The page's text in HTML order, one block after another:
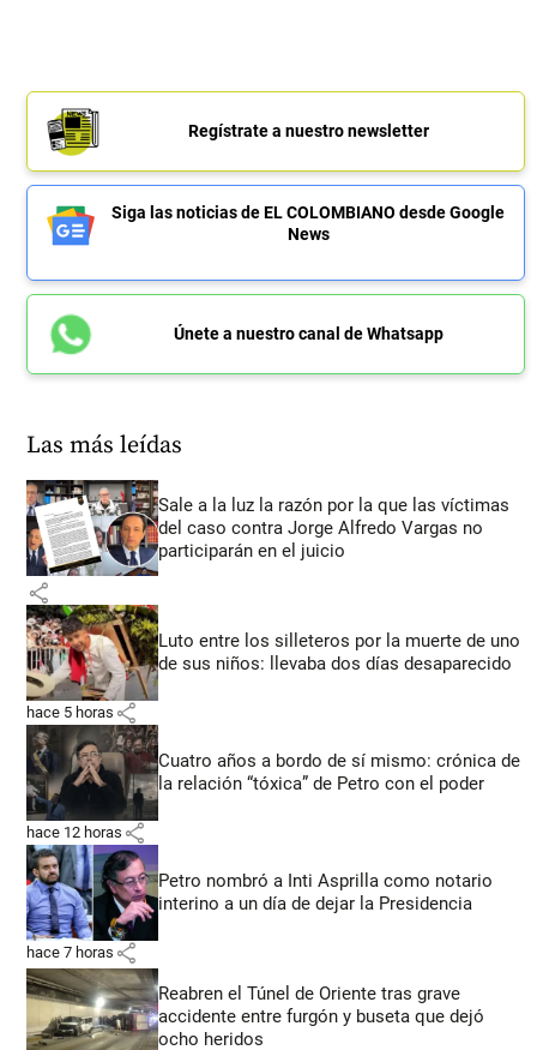
Regístrate a nuestro newsletter
Siga las noticias de EL COLOMBIANO desde Google
News
Únete a nuestro canal de Whatsapp
Las más leídas
Sale a la luz la razón por la que las víctimas
del caso contra Jorge Alfredo Vargas no
participarán en el juicio
share
Luto entre los silleteros por la muerte de uno
de sus niños: llevaba dos días desaparecido
hace 5 horas share
Cuatro años a bordo de sí mismo: crónica de
la relación “tóxica” de Petro con el poder
hace 12 horas share
Petro nombró a Inti Asprilla como notario
interino a un día de dejar la Presidencia
hace 7 horas share
Reabren el Túnel de Oriente tras grave
accidente entre furgón y buseta que dejó
ocho heridos